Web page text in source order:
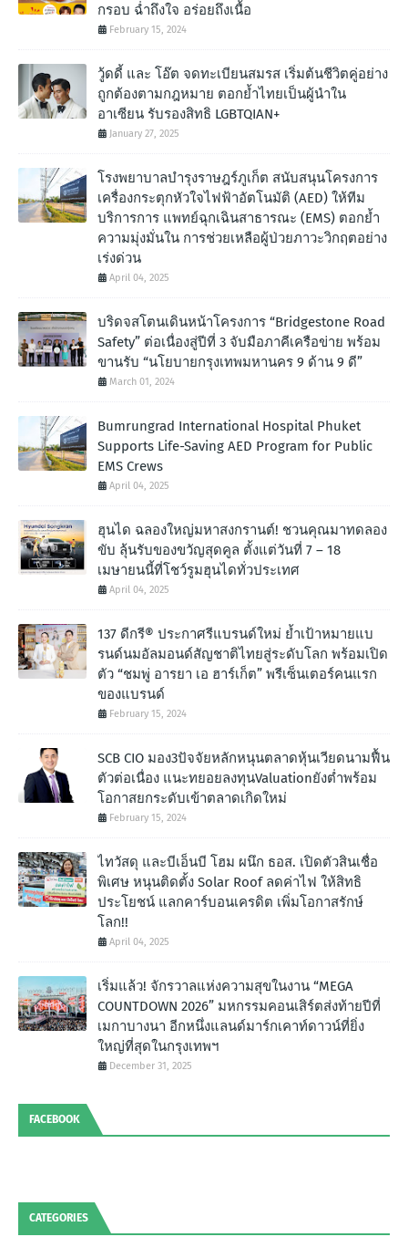
กรอบ ฉํ่าถึงใจ อร่อยถึงเนื้อ
February 15, 2024
วู้ดดี้ และ โอ๊ต จดทะเบียนสมรส เริ่มต้นชีวิตคู่อย่าง
ถูกต้องตามกฎหมาย ตอกย้ำไทยเป็นผู้นำใน
อาเซียน รับรองสิทธิ LGBTQIAN+
January 27, 2025
โรงพยาบาลบำรุงราษฎร์ภูเก็ต สนับสนุนโครงการ
เครื่องกระตุกหัวใจไฟฟ้าอัตโนมัติ (AED) ให้ทีม
บริการการ แพทย์ฉุกเฉินสาธารณะ (EMS) ตอกย้ำ
ความมุ่งมั่นใน การช่วยเหลือผู้ป่วยภาวะวิกฤตอย่าง
เร่งด่วน
April 04, 2025
บริดจสโตนเดินหน้าโครงการ “Bridgestone Road
Safety” ต่อเนื่องสู่ปีที่ 3 จับมือภาคีเครือข่าย พร้อม
ขานรับ “นโยบายกรุงเทพมหานคร 9 ด้าน 9 ดี”
March 01, 2024
Bumrungrad International Hospital Phuket
Supports Life-Saving AED Program for Public
EMS Crews
April 04, 2025
ฮุนได ฉลองใหญ่มหาสงกรานต์! ชวนคุณมาทดลอง
ขับ ลุ้นรับของขวัญสุดคูล ตั้งแต่วันที่ 7 – 18
เมษายนนี้ที่โชว์รูมฮุนไดทั่วประเทศ
April 04, 2025
137 ดีกรี® ประกาศรีแบรนด์ใหม่ ย้ำเป้าหมายแบ
รนด์นมอัลมอนด์สัญชาติไทยสู่ระดับโลก พร้อมเปิด
ตัว “ชมพู่ อารยา เอ ฮาร์เก็ต” พรีเซ็นเตอร์คนแรก
ของแบรนด์
February 15, 2024
SCB CIO มอง3ปัจจัยหลักหนุนตลาดหุ้นเวียดนามฟื้น
ตัวต่อเนื่อง แนะทยอยลงทุนValuationยังต่ำพร้อม
โอกาสยกระดับเข้าตลาดเกิดใหม่
February 15, 2024
ไทวัสดุ และบีเอ็นบี โฮม ผนึก ธอส. เปิดตัวสินเชื่อ
พิเศษ หนุนติดตั้ง Solar Roof ลดค่าไฟ ให้สิทธิ
ประโยชน์ แลกคาร์บอนเครดิต เพิ่มโอกาสรักษ์
โลก!!
April 04, 2025
เริ่มแล้ว! จักรวาลแห่งความสุขในงาน “MEGA
COUNTDOWN 2026” มหกรรมคอนเสิร์ตส่งท้ายปีที่
เมกาบางนา อีกหนึ่งแลนด์มาร์กเคาท์ดาวน์ที่ยิ่ง
ใหญ่ที่สุดในกรุงเทพฯ
December 31, 2025
FACEBOOK
CATEGORIES